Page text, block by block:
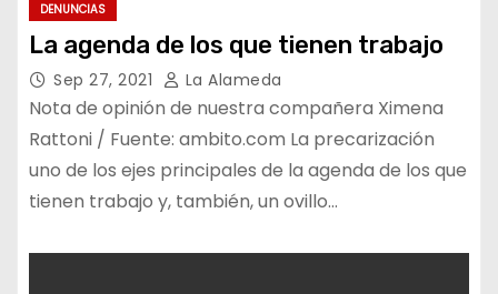
DENUNCIAS
La agenda de los que tienen trabajo
Sep 27, 2021 La Alameda
Nota de opinión de nuestra compañera Ximena
Rattoni / Fuente: ambito.com La precarización
uno de los ejes principales de la agenda de los que
tienen trabajo y, también, un ovillo…